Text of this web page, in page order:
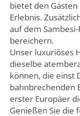
bietet den
Erlebnis.
auf dem
bereichern.
Unser luxuriöses
dieselbe
können, die einst
bahnbrechenden
erster Europäer
Genießen Sie die